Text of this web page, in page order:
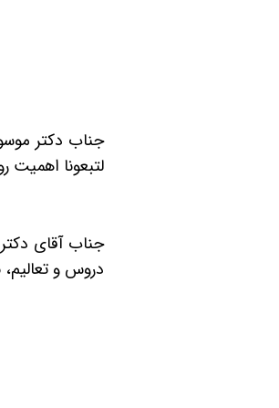
جناب دکتر
لتبعونا
جناب آقای
دروس و